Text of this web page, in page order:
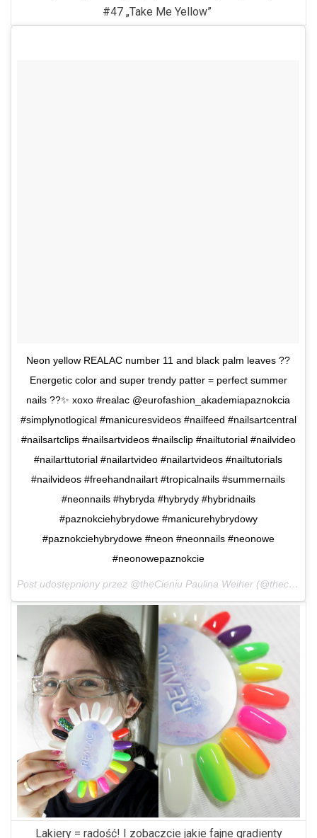
#47 „Take Me Yellow”
Neon yellow REALAC number 11 and black palm leaves ??
Energetic color and super trendy patter = perfect summer
nails ??✨ xoxo #realac @eurofashion_akademiapaznokcia
#simplynotlogical #manicuresvideos #nailfeed #nailsartcentral
#nailsartclips #nailsartvideos #nailsclip #nailtutorial #nailvideo
#nailarttutorial #nailartvideo #nailartvideos #nailtutorials
#nailvideos #freehandnailart #tropicalnails #summernails
#neonnails #hybryda #hybrydy #hybridnails
#paznokciehybrydowe #manicurehybrydowy
#paznokciehybrydowe #neon #neonnails #neonowe
#neonowepaznokcie
Post udostępniony przez @theCieniu Paulina Weiher (@thecieniu) 14 Lip, 2017 o 1:29 PDT
Lakiery = radość! I zobaczcie jakie fajne gradienty